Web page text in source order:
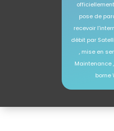
pose de
recevoir
débit par
, mise en
Maintenance
borne